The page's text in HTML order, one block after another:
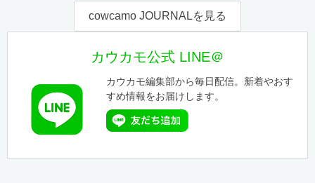
cowcamo JOURNALを見る
カウカモ公式 LINE＠
カウカモ編集部から毎日配信。新着やおす
すめ情報をお届けします。